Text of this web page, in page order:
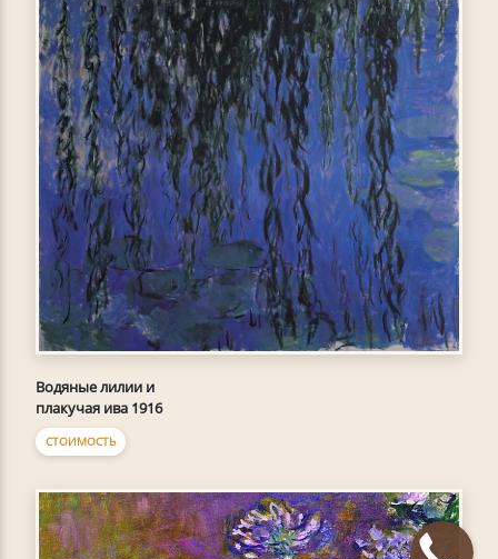
Водяные лилии и
плакучая ива 1916
СТОИМОСТЬ